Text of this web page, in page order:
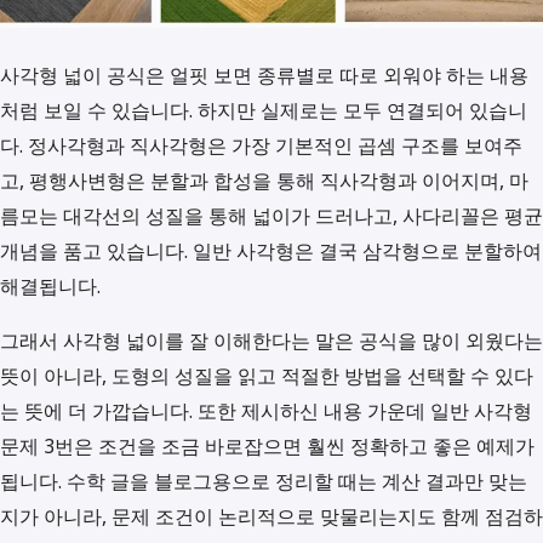
사각형 넓이 공식은 얼핏 보면 종류별로 따로 외워야 하는 내용
처럼 보일 수 있습니다. 하지만 실제로는 모두 연결되어 있습니
다. 정사각형과 직사각형은 가장 기본적인 곱셈 구조를 보여주
고, 평행사변형은 분할과 합성을 통해 직사각형과 이어지며, 마
름모는 대각선의 성질을 통해 넓이가 드러나고, 사다리꼴은 평균
개념을 품고 있습니다. 일반 사각형은 결국 삼각형으로 분할하여
해결됩니다.
그래서 사각형 넓이를 잘 이해한다는 말은 공식을 많이 외웠다는
뜻이 아니라, 도형의 성질을 읽고 적절한 방법을 선택할 수 있다
는 뜻에 더 가깝습니다. 또한 제시하신 내용 가운데 일반 사각형
문제 3번은 조건을 조금 바로잡으면 훨씬 정확하고 좋은 예제가
됩니다. 수학 글을 블로그용으로 정리할 때는 계산 결과만 맞는
지가 아니라, 문제 조건이 논리적으로 맞물리는지도 함께 점검하